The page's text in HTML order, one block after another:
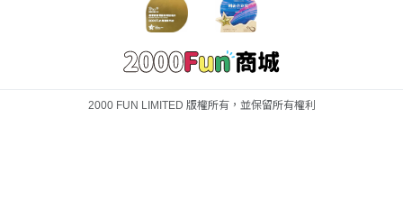
2000 FUN LIMITED 版權所有，並保留所有權利